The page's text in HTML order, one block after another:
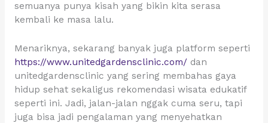
semuanya punya kisah yang bikin kita serasa
kembali ke masa lalu.
Menariknya, sekarang banyak juga platform seperti
https://www.unitedgardensclinic.com/dan
unitedgardensclinic yang sering membahas gaya
hidup sehat sekaligus rekomendasi wisata edukatif
seperti ini. Jadi, jalan-jalan nggak cuma seru, tapi
juga bisa jadi pengalaman yang menyehatkan